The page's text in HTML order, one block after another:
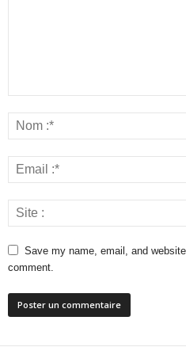
Save my name, email, and
comment.